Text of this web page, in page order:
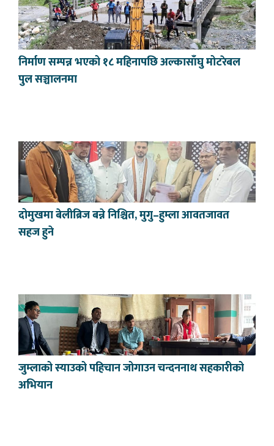
निर्माण सम्पन्न भएको १८ महिनापछि अल्कासाँघु मोटरेबल
पुल सञ्चालनमा
दोमुखमा बेलीब्रिज बन्ने निश्चित, मुगु–हुम्ला आवतजावत
सहज हुने
जुम्लाको स्याउको पहिचान जोगाउन चन्दननाथ सहकारीको
अभियान